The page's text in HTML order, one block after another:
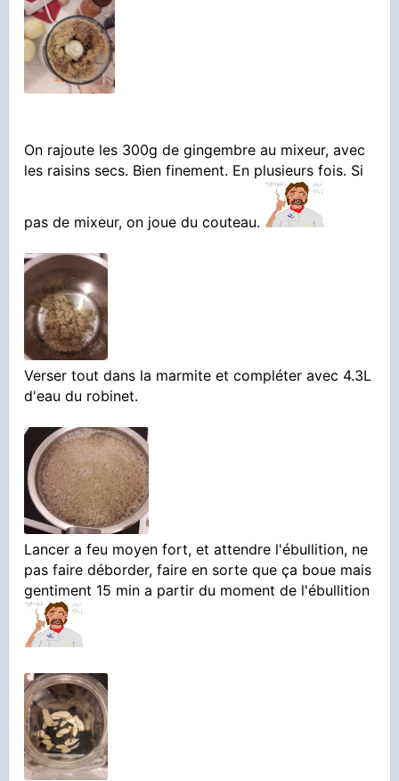
On rajoute les 300g de gingembre au mixeur, avec
les raisins secs. Bien finement. En plusieurs fois. Si
pas de mixeur, on joue du couteau.
Verser tout dans la marmite et compléter avec 4.3L
d'eau du robinet.
Lancer a feu moyen fort, et attendre l'ébullition, ne
pas faire déborder, faire en sorte que ça boue mais
gentiment 15 min a partir du moment de l'ébullition